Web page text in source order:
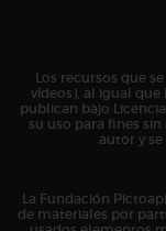
Los recursos que
vídeos), al igual que
publican bajo
su uso para fines
autor y
La Fundación
de materiales por